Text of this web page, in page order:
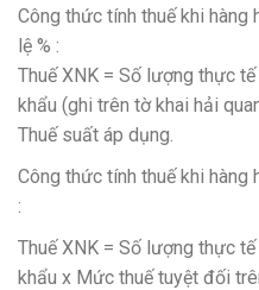
Công thức tính thuế khi hàng
lệ % :
Thuế XNK = Số lượng thực
khẩu (ghi trên tờ khai hải
Thuế suất áp dụng.
Công thức tính thuế khi
:
Thuế XNK = Số lượng thực
khẩu x Mức thuế tuyệt đối